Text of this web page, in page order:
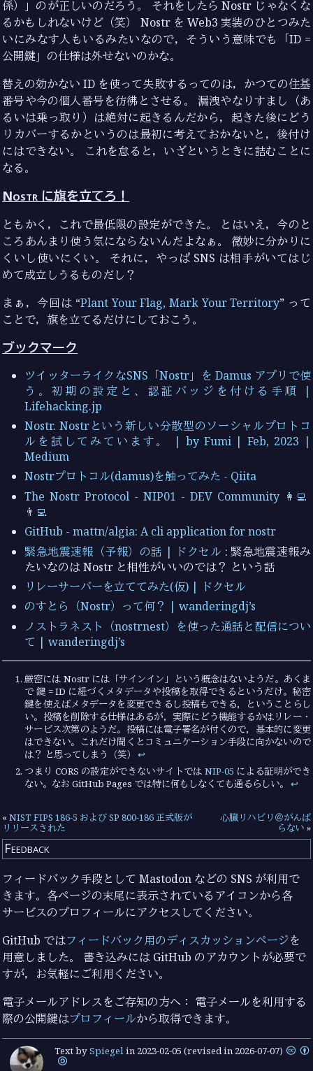
係）」のが正しいのだろう。 それをしたら Nostr じゃなくな
るかもしれないけど（笑） Nostr を Web3 実装のひとつみた
いにみなす人もいるみたいなので，そういう意味でも「ID =
公開鍵」の仕様は外せないのかな。
替えの効かない ID を使って失敗するってのは，かつての住基
番号や今の個人番号を彷彿とさせる。 漏洩やなりすまし（あ
るいは乗っ取り）は絶対に起きるんだから，起きた後にどう
リカバーするかというのは最初に考えておかないと，後付け
にはできない。 これを怠ると，いざというときに詰むことに
なる。
Nostr に旗を立てろ！
ともかく，これで最低限の設定ができた。 とはいえ，今のと
ころあんまり使う気にならないんだよなぁ。 微妙に分かりに
くいし使いにくい。 それに，やっぱ SNS は相手がいてはじ
めて成立しうるものだし？
まぁ，今回は “Plant Your Flag, Mark Your Territory” って
ことで，旗を立てるだけにしておこう。
ブックマーク
ツイッターライクなSNS「Nostr」を Damus アプリで使
う。初期の設定と、認証バッジを付ける手順 |
Lifehacking.jp
Nostr. Nostrという新しい分散型のソーシャルプロトコ
ルを試してみています。 | by Fumi | Feb, 2023 |
Medium
Nostrプロトコル(damus)を触ってみた - Qiita
The Nostr Protocol - NIP01 - DEV Community 👩‍💻
👨‍💻
GitHub - mattn/algia: A cli application for nostr
緊急地震速報（予報）の話 | ドクセル : 緊急地震速報み
たいなのは Nostr と相性がいいのでは？ という話
リレーサーバーを立ててみた(仮) | ドクセル
のすとら（Nostr）って何？ | wanderingdj’s
ノストラネスト（nostrnest）を使った通話と配信につい
て | wanderingdj’s
厳密には Nostr には「サインイン」という概念はないようだ。あくま
で 鍵 = ID に紐づくメタデータや投稿を取得できるというだけ。秘密
鍵を使えばメタデータを変更できるし投稿もできる，ということらし
い。投稿を削除する仕様はあるが，実際にどう機能するかはリレー・
サービス次第のようだ。投稿には電子署名が付くので，基本的に変更
はできない。これだけ聞くとコミュニケーション手段に向かないので
は？ と思ってしまう（笑）↩︎
つまり CORS の設定ができないサイトでは NIP-05 による証明ができ
ない。なお GitHub Pages では特に何もしなくても通るらしい。↩︎
«NIST FIPS 186-5 および SP 800-186 正式版が
リリースされた
心臓リハビリ＠がんば
らない »
Feedback
フィードバック手段として Mastodon などの SNS が利用で
きます。各ページの末尾に表示されているアイコンから各
サービスのプロフィールにアクセスしてください。
GitHub ではフィードバック用のディスカッションページを
用意しました。 書き込みには GitHub のアカウントが必要で
すが，お気軽にご利用ください。
電子メールアドレスをご存知の方へ： 電子メールを利用する
際の公開鍵はプロフィールから取得できます。
Text bySpiegelin 2023-02-05 (revised in 2026-07-07)